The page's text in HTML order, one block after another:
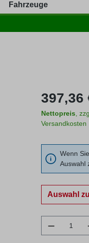
Fahrzeuge
Regulärer
397,36
Nettopreis ,
Versandkosten
Wenn
Auswahl
Auswahl